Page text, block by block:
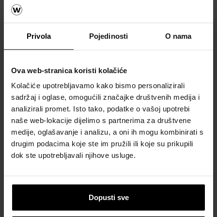
Privola Pojedinosti O nama
Ova web-stranica koristi kolačiće
Kolačiće upotrebljavamo kako bismo personalizirali
sadržaj i oglase, omogućili značajke društvenih medija i
analizirali promet. Isto tako, podatke o vašoj upotrebi
naše web-lokacije dijelimo s partnerima za društvene
medije, oglašavanje i analizu, a oni ih mogu kombinirati s
drugim podacima koje ste im pružili ili koje su prikupili
dok ste upotrebljavali njihove usluge.
Dopusti sve
Katalozi, brošure i tehnička
dokumentacija